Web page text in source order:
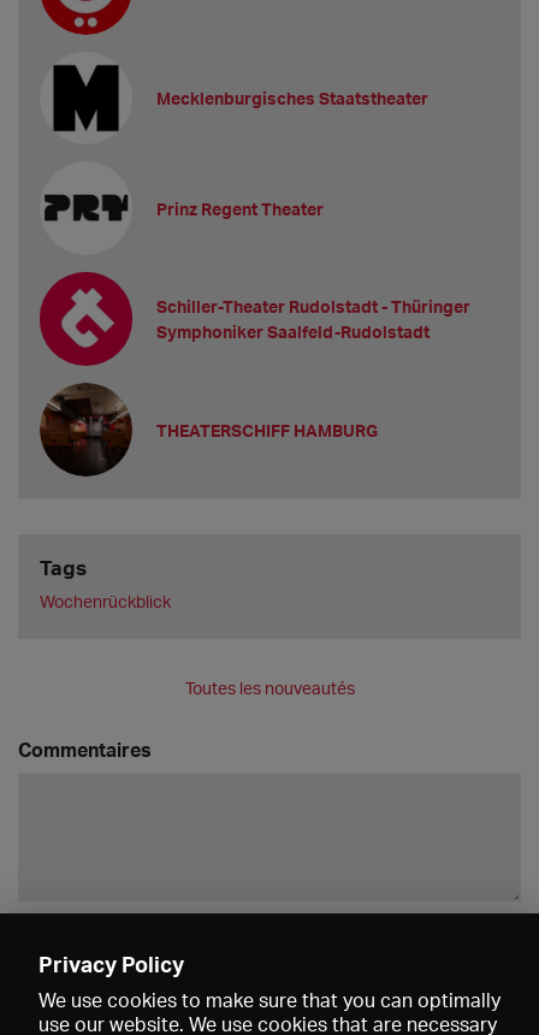
Mecklenburgisches Staatstheater
Prinz Regent Theater
Schiller-Theater Rudolstadt - Thüringer
Symphoniker Saalfeld-Rudolstadt
THEATERSCHIFF HAMBURG
Tags
Wochenrückblick
Toutes les nouveautés
Commentaires
Privacy Policy
We use cookies to make sure that you can optimally
use our website. We use cookies that are necessary